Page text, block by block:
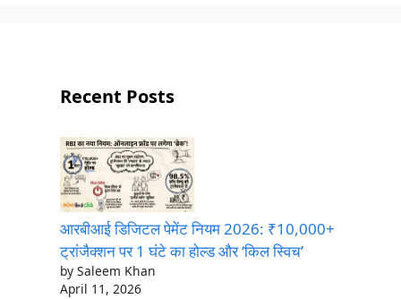
Recent Posts
आरबीआई डिजिटल पेमेंट नियम 2026: ₹10,000+
ट्रांजैक्शन पर 1 घंटे का होल्ड और ‘किल स्विच’
by Saleem Khan
April 11, 2026